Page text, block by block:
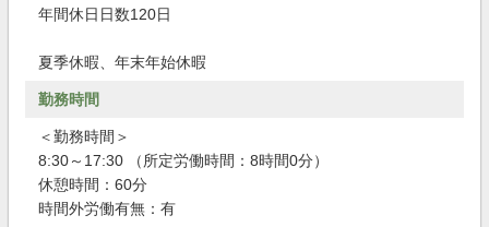
年間休日日数120日
夏季休暇、年末年始休暇
勤務時間
＜勤務時間＞
8:30～17:30 （所定労働時間：8時間0分）
休憩時間：60分
時間外労働有無：有